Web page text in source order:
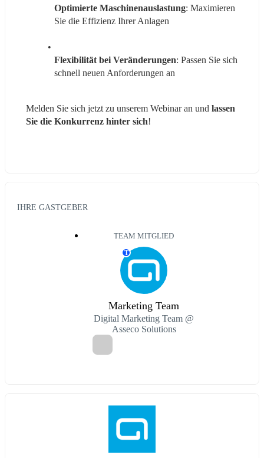
Optimierte Maschinenauslastung: Maximieren
Sie die Effizienz Ihrer Anlagen
Flexibilität bei Veränderungen: Passen Sie sich
schnell neuen Anforderungen an
Melden Sie sich jetzt zu unserem Webinar an und lassen
Sie die Konkurrenz hinter sich!
IHRE GASTGEBER
TEAM MITGLIED
T
Marketing Team
Digital Marketing Team @
Asseco Solutions